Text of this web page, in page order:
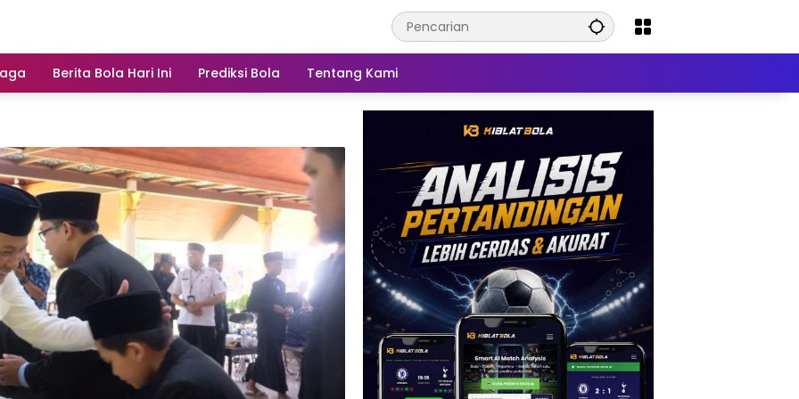
Berita Bola Hari Ini Prediksi Bola Tentang Kami